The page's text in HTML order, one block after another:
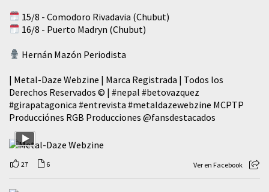
15/8 - Comodoro Rivadavia (Chubut)
16/8 - Puerto Madryn (Chubut)
Hernán Mazón Periodista
| Metal-Daze Webzine | Marca Registrada | Todos los
Derechos Reservados © | #nepal #betovazquez
#girapatagonica #entrevista #metaldazewebzine MCPTP
Producciónes RGB Producciones @fansdestacados
27 6 Ver en Facebook